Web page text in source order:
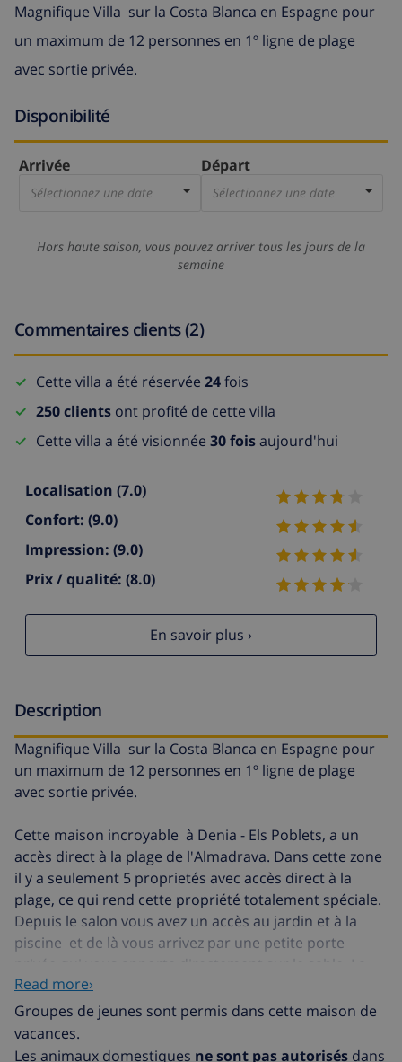
Magnifique Villa sur la Costa Blanca en Espagne pour
un maximum de 12 personnes en 1º ligne de plage
avec sortie privée.
Disponibilité
Arrivée
Sélectionnez une date
Départ
Sélectionnez une date
Hors haute saison, vous pouvez arriver tous les jours de la
semaine
Commentaires clients (2)
Cette villa a été réservée 24fois
250 clients ont profité de cette villa
Cette villa a été visionnée 30 foisaujourd'hui
Localisation (7.0)
Confort: (9.0)
Impression: (9.0)
Prix / qualité: (8.0)
En savoir plus ›
Description
Magnifique Villa sur la Costa Blanca en Espagne pour
un maximum de 12 personnes en 1º ligne de plage
avec sortie privée.
Cette maison incroyable à Denia - Els Poblets, a un
accès direct à la plage de l'Almadrava. Dans cette zone
il y a seulement 5 proprietés avec accès direct à la
plage, ce qui rend cette propriété totalement spéciale.
Depuis le salon vous avez un accès au jardin et à la
piscine et de là vous arrivez par une petite porte
privée qui vous apporte directement sur le sable. La
maison de vacances se compose de 2 étages, avec un
grand salon, une salle à manger , une cuisine
totalment équipé , 6 chambres , 3 salle de bain et une
toilette qui sont connectés via un escalier intérieur et
Read more›
Groupes de jeunes sont permis dans cette maison de
vacances.
Les animaux domestiques ne sont pas autorisés dans